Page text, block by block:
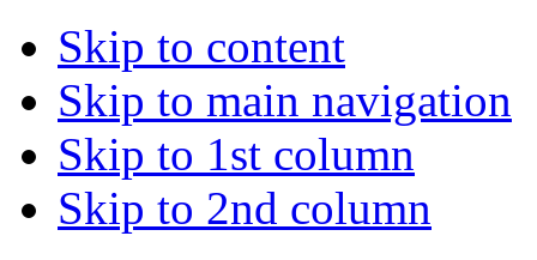
Skip to content
Skip to main navigation
Skip to 1st column
Skip to 2nd column